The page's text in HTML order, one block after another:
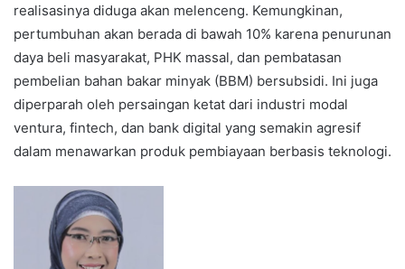
realisasinya diduga akan melenceng. Kemungkinan,
pertumbuhan akan berada di bawah 10% karena penurunan
daya beli masyarakat, PHK massal, dan pembatasan
pembelian bahan bakar minyak (BBM) bersubsidi. Ini juga
diperparah oleh persaingan ketat dari industri modal
ventura, fintech, dan bank digital yang semakin agresif
dalam menawarkan produk pembiayaan berbasis teknologi.